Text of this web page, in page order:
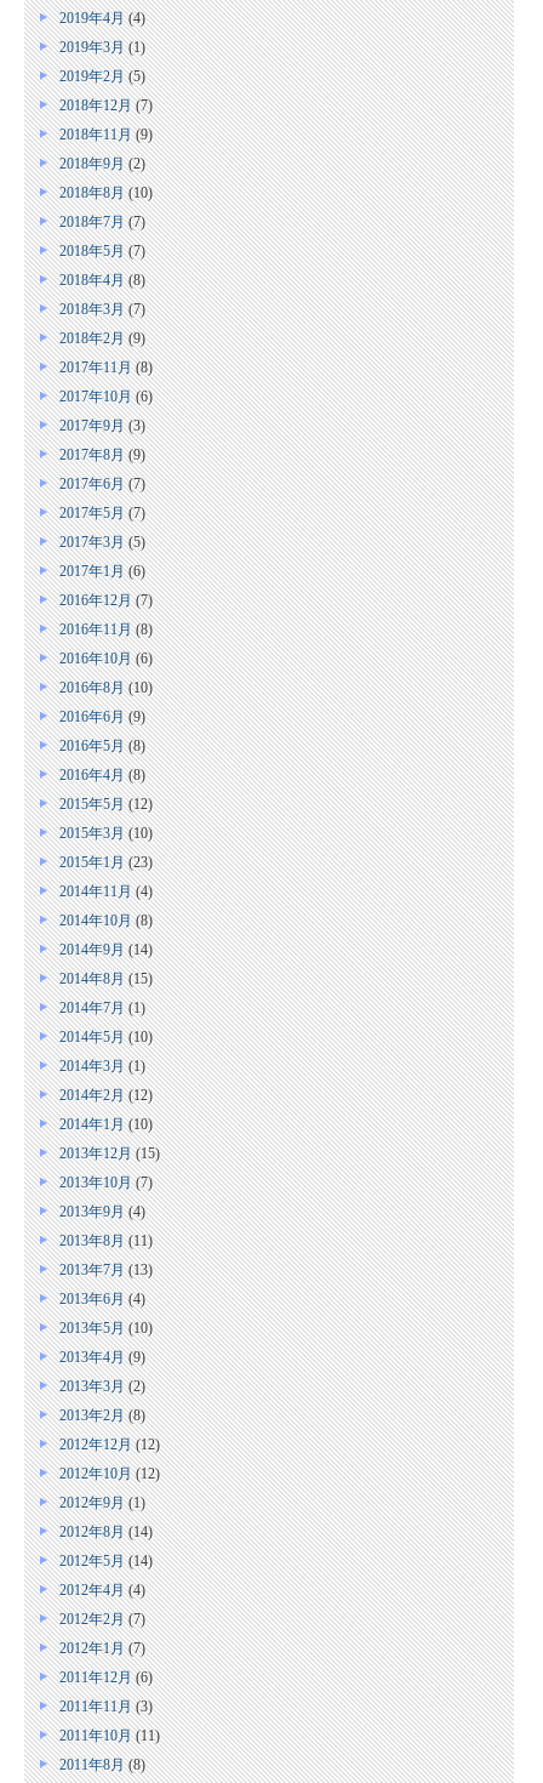
2019年4月(4)
2019年3月(1)
2019年2月(5)
2018年12月(7)
2018年11月(9)
2018年9月(2)
2018年8月(10)
2018年7月(7)
2018年5月(7)
2018年4月(8)
2018年3月(7)
2018年2月(9)
2017年11月(8)
2017年10月(6)
2017年9月(3)
2017年8月(9)
2017年6月(7)
2017年5月(7)
2017年3月(5)
2017年1月(6)
2016年12月(7)
2016年11月(8)
2016年10月(6)
2016年8月(10)
2016年6月(9)
2016年5月(8)
2016年4月(8)
2015年5月(12)
2015年3月(10)
2015年1月(23)
2014年11月(4)
2014年10月(8)
2014年9月(14)
2014年8月(15)
2014年7月(1)
2014年5月(10)
2014年3月(1)
2014年2月(12)
2014年1月(10)
2013年12月(15)
2013年10月(7)
2013年9月(4)
2013年8月(11)
2013年7月(13)
2013年6月(4)
2013年5月(10)
2013年4月(9)
2013年3月(2)
2013年2月(8)
2012年12月(12)
2012年10月(12)
2012年9月(1)
2012年8月(14)
2012年5月(14)
2012年4月(4)
2012年2月(7)
2012年1月(7)
2011年12月(6)
2011年11月(3)
2011年10月(11)
2011年8月(8)